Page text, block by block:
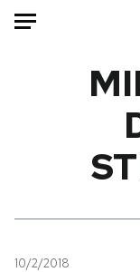
Mondo
Internet
10/2/2018